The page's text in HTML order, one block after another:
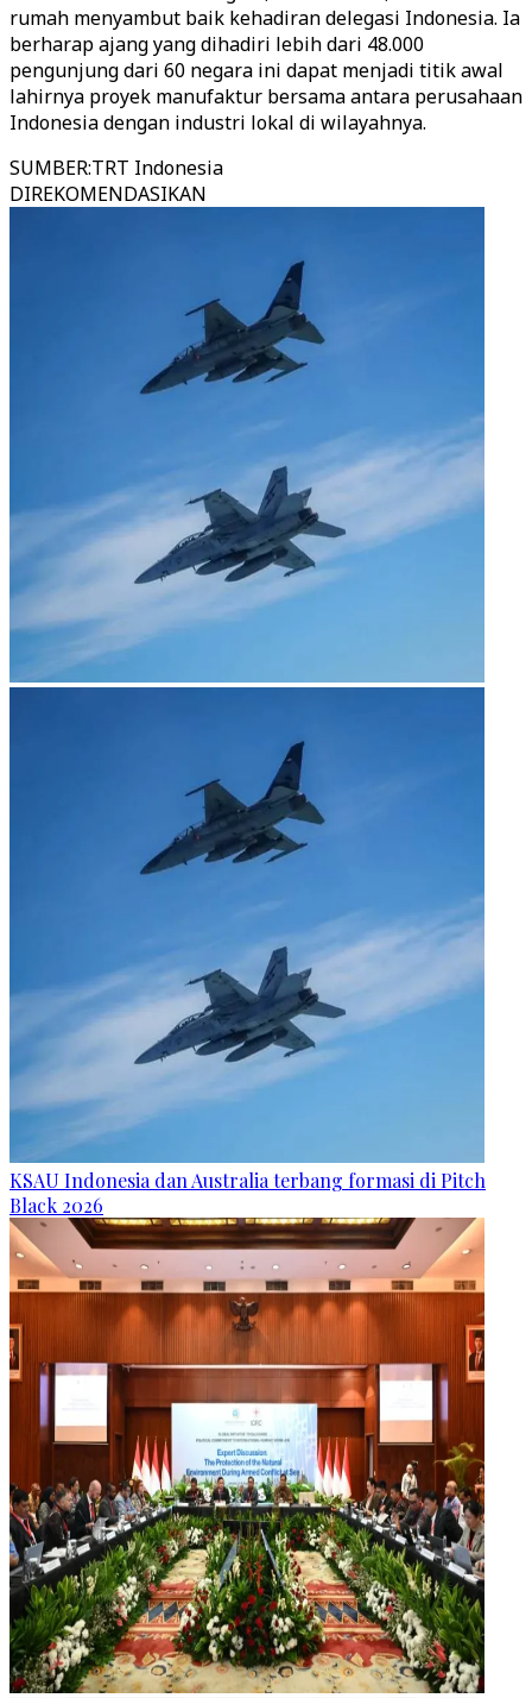
rumah menyambut baik kehadiran delegasi Indonesia. Ia
berharap ajang yang dihadiri lebih dari 48.000
pengunjung dari 60 negara ini dapat menjadi titik awal
lahirnya proyek manufaktur bersama antara perusahaan
Indonesia dengan industri lokal di wilayahnya.
SUMBER:TRT Indonesia
DIREKOMENDASIKAN
KSAU Indonesia dan Australia terbang formasi di Pitch
Black 2026